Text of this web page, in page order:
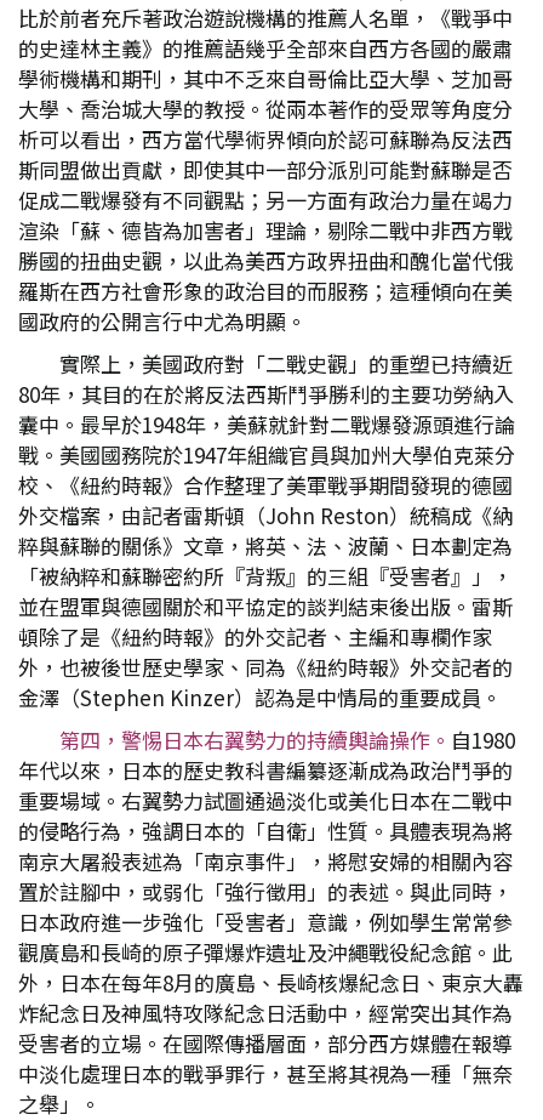
比於前者充斥著政治遊說機構的推薦人名單，《戰爭中
的史達林主義》的推薦語幾乎全部來自西方各國的嚴肅
學術機構和期刊，其中不乏來自哥倫比亞大學、芝加哥
大學、喬治城大學的教授。從兩本著作的受眾等角度分
析可以看出，西方當代學術界傾向於認可蘇聯為反法西
斯同盟做出貢獻，即使其中一部分派別可能對蘇聯是否
促成二戰爆發有不同觀點；另一方面有政治力量在竭力
渲染「蘇、德皆為加害者」理論，剔除二戰中非西方戰
勝國的扭曲史觀，以此為美西方政界扭曲和醜化當代俄
羅斯在西方社會形象的政治目的而服務；這種傾向在美
國政府的公開言行中尤為明顯。
實際上，美國政府對「二戰史觀」的重塑已持續近
80年，其目的在於將反法西斯鬥爭勝利的主要功勞納入
囊中。最早於1948年，美蘇就針對二戰爆發源頭進行論
戰。美國國務院於1947年組織官員與加州大學伯克萊分
校、《紐約時報》合作整理了美軍戰爭期間發現的德國
外交檔案，由記者雷斯頓（John Reston）統稿成《納
粹與蘇聯的關係》文章，將英、法、波蘭、日本劃定為
「被納粹和蘇聯密約所『背叛』的三組『受害者』」，
並在盟軍與德國關於和平協定的談判結束後出版。雷斯
頓除了是《紐約時報》的外交記者、主編和專欄作家
外，也被後世歷史學家、同為《紐約時報》外交記者的
金澤（Stephen Kinzer）認為是中情局的重要成員。
第四，警惕日本右翼勢力的持續輿論操作。 自1980
年代以來，日本的歷史教科書編纂逐漸成為政治鬥爭的
重要場域。右翼勢力試圖通過淡化或美化日本在二戰中
的侵略行為，強調日本的「自衛」性質。具體表現為將
南京大屠殺表述為「南京事件」，將慰安婦的相關內容
置於註腳中，或弱化「強行徵用」的表述。與此同時，
日本政府進一步強化「受害者」意識，例如學生常常參
觀廣島和長崎的原子彈爆炸遺址及沖繩戰役紀念館。此
外，日本在每年8月的廣島、長崎核爆紀念日、東京大轟
炸紀念日及神風特攻隊紀念日活動中，經常突出其作為
受害者的立場。在國際傳播層面，部分西方媒體在報導
中淡化處理日本的戰爭罪行，甚至將其視為一種「無奈
之舉」。